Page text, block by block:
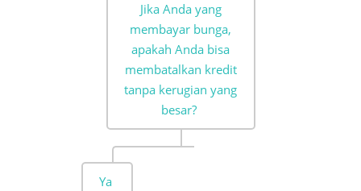
Jika Anda yang
membayar bunga,
apakah Anda bisa
membatalkan kredit
tanpa kerugian yang
besar?
Ya